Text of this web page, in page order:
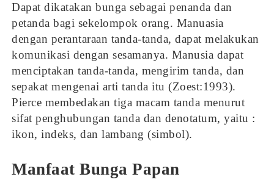
Dapat dikatakan bunga sebagai penanda dan
petanda bagi sekelompok orang. Manuasia
dengan perantaraan tanda-tanda, dapat melakukan
komunikasi dengan sesamanya. Manusia dapat
menciptakan tanda-tanda, mengirim tanda, dan
sepakat mengenai arti tanda itu (Zoest:1993).
Pierce membedakan tiga macam tanda menurut
sifat penghubungan tanda dan denotatum, yaitu :
ikon, indeks, dan lambang (simbol).
Manfaat Bunga Papan